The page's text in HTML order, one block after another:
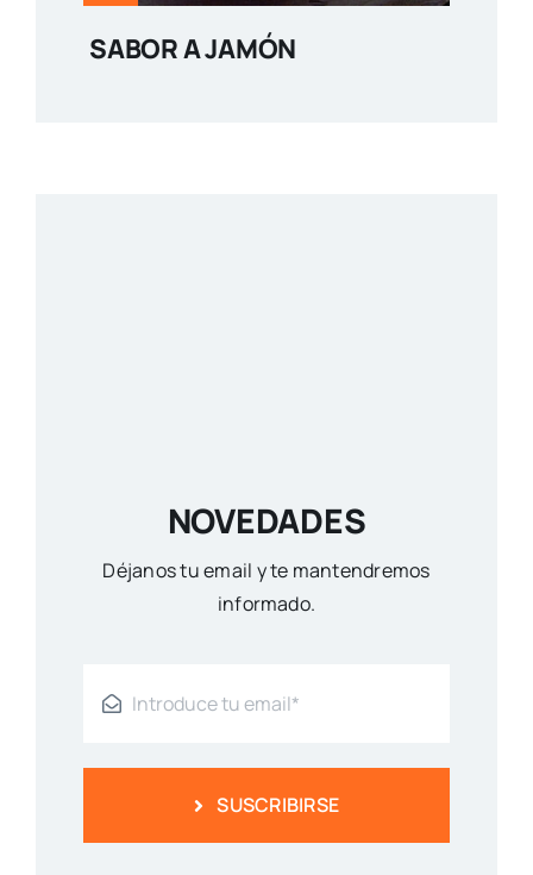
SABOR A JAMÓN
NOVEDADES
Déjanos tu email y te mantendremos
informado.
SUSCRIBIRSE